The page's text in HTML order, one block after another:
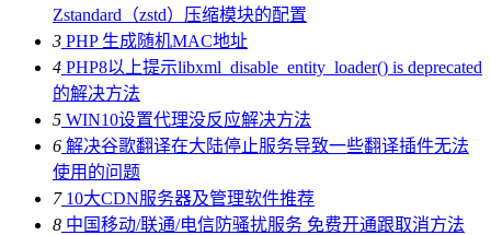
Zstandard（zstd）压缩模块的配置
3 PHP 生成随机MAC地址
4 PHP8以上提示libxml_disable_entity_loader() is deprecated
的解决方法
5 WIN10设置代理没反应解决方法
6 解决谷歌翻译在大陆停止服务导致一些翻译插件无法
使用的问题
710大CDN服务器及管理软件推荐
8 中国移动/联通/电信防骚扰服务 免费开通跟取消方法